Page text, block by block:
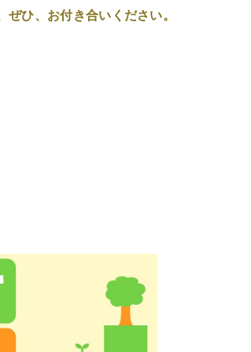
ひ、お付き合いください。